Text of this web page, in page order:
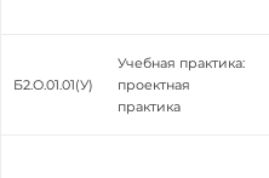
Б2.О.01.01(У)
Учебная практика:
проектная
практика